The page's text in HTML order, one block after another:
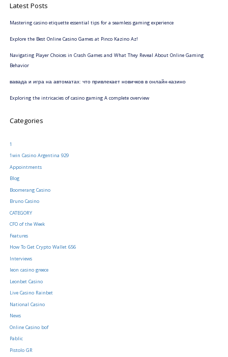
Latest Posts
Mastering casino etiquette essential tips for a seamless gaming experience
Explore the Best Online Casino Games at Pinco Kazino Az!
Navigating Player Choices in Crash Games and What They Reveal About Online Gaming
Behavior
вавада и игра на автоматах: что привлекает новичков в онлайн-казино
Exploring the intricacies of casino gaming A complete overview
Categories
1
1win Casino Argentina 929
Appointments
Blog
Boomerang Casino
Bruno Casino
CATEGORY
CFO of the Week
Features
How To Get Crypto Wallet 656
Interviews
leon casino greece
Leonbet Casino
Live Casino Rainbet
National Casino
News
Online Casino bof
Pablic
Pistolo GR